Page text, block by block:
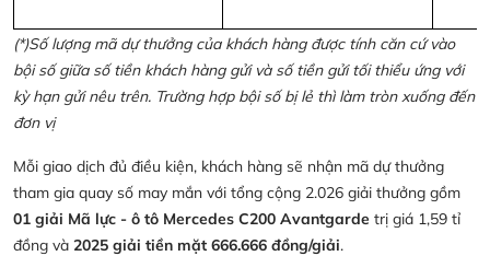
(*)Số lượng mã dự thưởng của khách hàng được tính căn cứ vào
bội số giữa số tiền khách hàng gửi và số tiền gửi tối thiểu ứng với
kỳ hạn gửi nêu trên. Trường hợp bội số bị lẻ thì làm tròn xuống đến
đơn vị
Mỗi giao dịch đủ điều kiện, khách hàng sẽ nhận mã dự thưởng
tham gia quay số may mắn với tổng cộng 2.026 giải thưởng gồm
01 giải Mã lực - ô tô Mercedes C200 Avantgarde trị giá 1,59 tỉ
đồng và 2025 giải tiền mặt 666.666 đồng/giải.